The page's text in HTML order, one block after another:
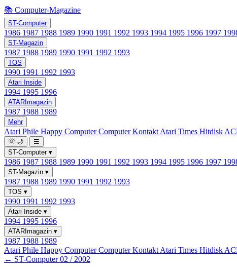
📚 Computer-Magazine
ST-Computer
1986 1987 1988 1989 1990 1991 1992 1993 1994 1995 1996 1997
ST-Magazin
1987 1988 1989 1990 1991 1992 1993
TOS
1990 1991 1992 1993
Atari Inside
1994 1995 1996
ATARImagazin
1987 1988 1989
Mehr
Atari Phile Happy ComputerComputer Kontakt Atari Times Hitdisk
🌞 🌙
☰
ST-Computer ▾
1986 1987 1988 1989 1990 1991 1992 1993 1994 1995 1996 1997
ST-Magazin ▾
1987 1988 1989 1990 1991 1992 1993
TOS ▾
1990 1991 1992 1993
Atari Inside ▾
1994 1995 1996
ATARImagazin ▾
1987 1988 1989
Atari Phile Happy ComputerComputer Kontakt Atari Times Hitdisk
← ST-Computer 02 / 2002